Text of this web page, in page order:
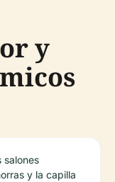
y
salones
y la capilla